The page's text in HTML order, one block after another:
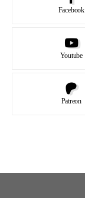
Facebook
Youtube
Patreon